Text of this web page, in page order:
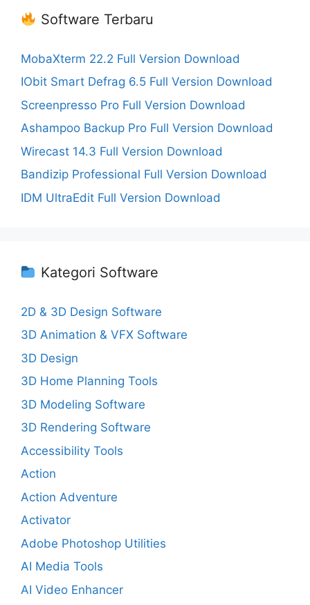
Software Terbaru
MobaXterm 22.2 Full Version Download
IObit Smart Defrag 6.5 Full Version Download
Screenpresso Pro Full Version Download
Ashampoo Backup Pro Full Version Download
Wirecast 14.3 Full Version Download
Bandizip Professional Full Version Download
IDM UltraEdit Full Version Download
Kategori Software
2D & 3D Design Software
3D Animation & VFX Software
3D Design
3D Home Planning Tools
3D Modeling Software
3D Rendering Software
Accessibility Tools
Action
Action Adventure
Activator
Adobe Photoshop Utilities
AI Media Tools
AI Video Enhancer